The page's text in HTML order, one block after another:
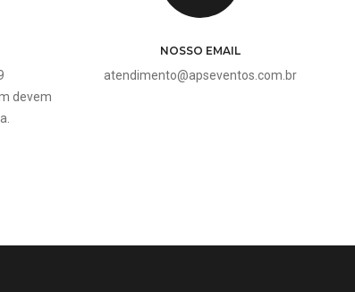
devem
NOSSO EMAIL
atendimento@apseventos.com.br